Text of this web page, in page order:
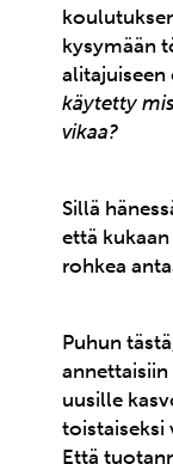
kysymään
käytetty
vikaa?
Sillä
että
rohkea
Puhun
uusille
toistaiseksi
Että